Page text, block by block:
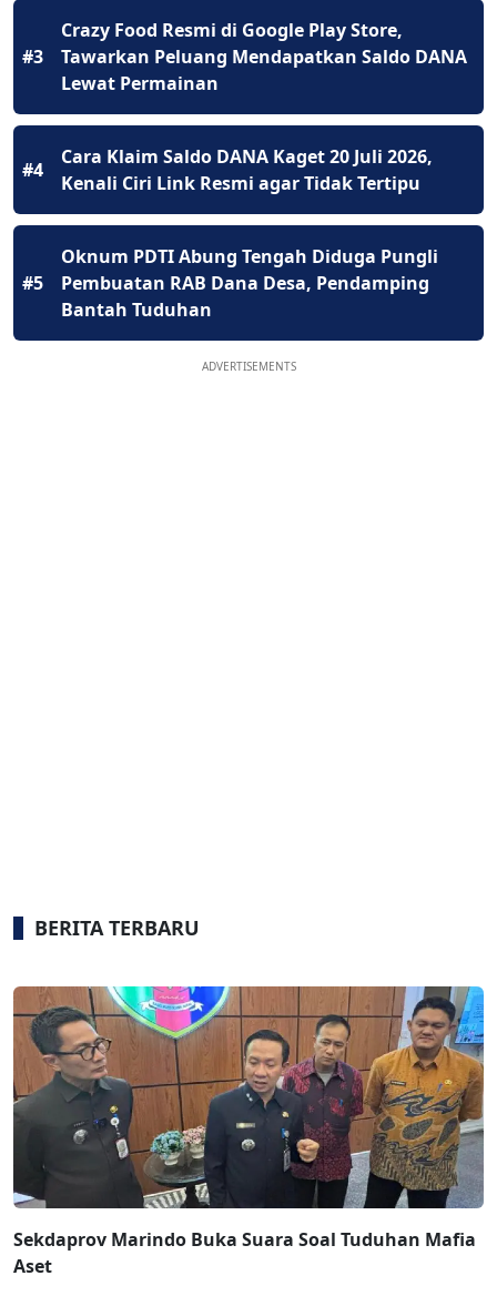
#3
Crazy Food Resmi di Google Play Store,
Tawarkan Peluang Mendapatkan Saldo DANA
Lewat Permainan
#4
Cara Klaim Saldo DANA Kaget 20 Juli 2026,
Kenali Ciri Link Resmi agar Tidak Tertipu
#5
Oknum PDTI Abung Tengah Diduga Pungli
Pembuatan RAB Dana Desa, Pendamping
Bantah Tuduhan
ADVERTISEMENTS
BERITA TERBARU
Sekdaprov Marindo Buka Suara Soal Tuduhan Mafia
Aset